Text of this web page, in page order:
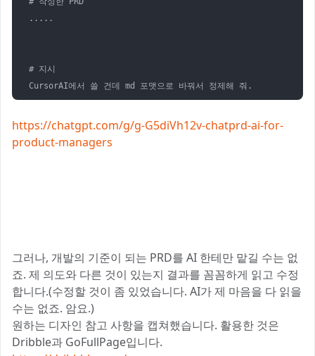
.....
# 지시
CursorAI에서 쓸 건데 md 포맷으로 바꿔서 정제해 줘.
https://chatgpt.com/g/g-G5diVh12v-chatprd-ai-for-
product-managers
그러나, 개발의 기준이 되는 PRD를 AI 한테만 맡길 수는 없
죠. 제 의도와 다른 것이 있는지 결과를 꼼꼼하게 읽고 수정
합니다.(수정할 것이 좀 있었습니다. AI가 제 마음을 다 읽을
수는 없죠. 암요.)
원하는 디자인 참고 사항을 캡쳐했습니다. 활용한 것은
Dribble과 GoFullPage입니다.